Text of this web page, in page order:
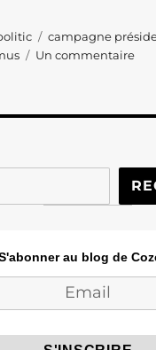
Étiquettes
campagne
Un commentairesur
le
au blog de